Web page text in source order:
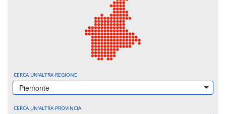
CERCA UN'ALTRA REGIONE
Piemonte
CERCA UN'ALTRA PROVINCIA